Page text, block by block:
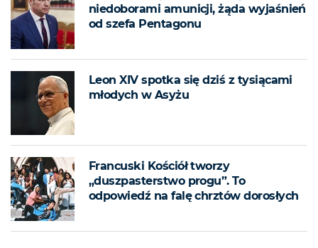
niedoborami amunicji, żąda wyjaśnień
od szefa Pentagonu
Leon XIV spotka się dziś z tysiącami
młodych w Asyżu
Francuski Kościół tworzy
„duszpasterstwo progu”. To
odpowiedź na falę chrztów dorosłych